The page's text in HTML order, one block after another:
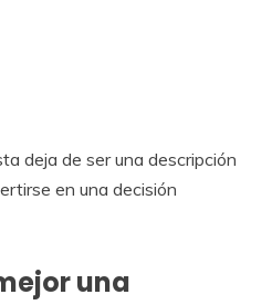
deja de ser una descripción
en una decisión
una